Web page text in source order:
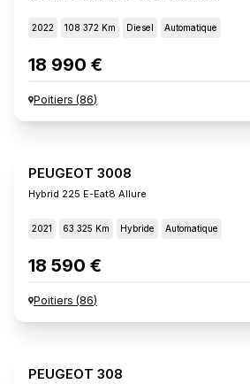
2022 108 372 Km Diesel Automatique
18 990 €
Poitiers (86)
PEUGEOT 3008
Hybrid 225 E-Eat8 Allure
2021 63 325 Km Hybride Automatique
18 590 €
Poitiers (86)
PEUGEOT 308